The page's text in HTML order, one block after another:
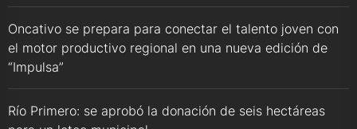
Oncativo se prepara para conectar el talento joven con
el motor productivo regional en una nueva edición de
“Impulsa”
Río Primero: se aprobó la donación de seis hectáreas